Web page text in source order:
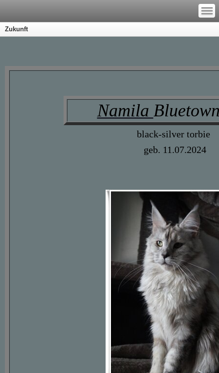
—
—
—
Zukunft
Namila
black-silver torbie
geb. 11.07.2024